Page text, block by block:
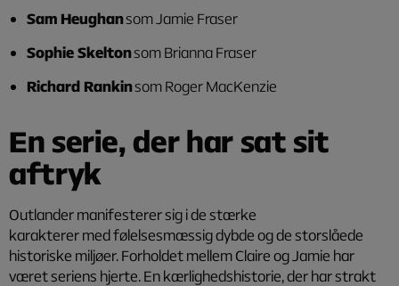
Sam Heughansom Jamie Fraser
Sophie Skeltonsom Brianna Fraser
Richard Rankinsom Roger MacKenzie
En serie, der har sat sit
aftryk
Outlander manifesterer sig i de stærke
karakterer med følelsesmæssig dybde og de storslåede
historiske miljøer. Forholdet mellem Claire og Jamie har
været seriens hjerte. En kærlighedshistorie, der har strakt